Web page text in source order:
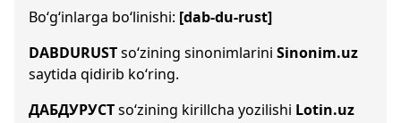
Bo‘g‘inlarga bo‘linishi: [dab-du-rust]
DABDURUSTso‘zining sinonimlarini Sinonim.uz
saytida qidirib ko‘ring.
ДАБДУРУСТso‘zining kirillcha yozilishi Lotin.uz